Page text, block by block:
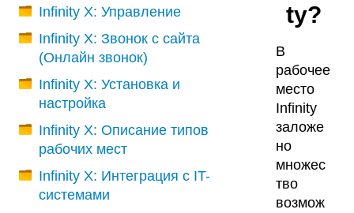
Infinity X: Управление
Infinity X: Звонок с сайта
(Онлайн звонок)
Infinity X: Установка и
настройка
Infinity X: Описание типов
рабочих мест
Infinity X: Интеграция с IT-
системами
ty?
В
рабочее
место
Infinity
заложе
но
множес
тво
возмож